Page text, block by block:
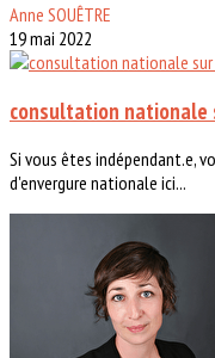
Anne SOUÊTRE
19 mai 2022
consultation nationale
Si vous êtes indépendant.e,
d'envergure nationale ici...